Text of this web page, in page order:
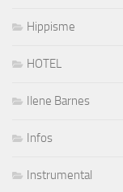
Hippisme
HOTEL
Ilene Barnes
Infos
Instrumental